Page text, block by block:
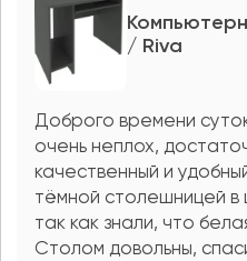
/ Riva
Доброго времени
очень неплох,
качественный и
тёмной столешницей в
так как знали, что
Столом довольны,